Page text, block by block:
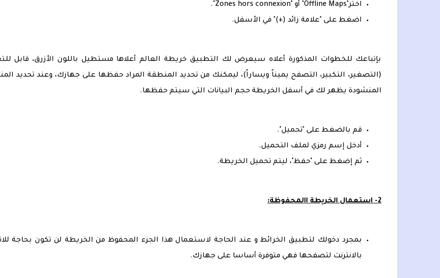
اختر"Offline Maps" أو "Zones hors connexion".
اضغط على "علامة زائد (+)" في الأسفل.
بإتباعك للخطوات المذكورة أعلاه سيعرض لك التطبيق خريطة العالم أعلاها مستطيل باللون الأزرق، قابل
(التصغير، التكبير، التصفح يميناً ويساراً)، ليمكنك من تحديد المنطقة المراد حفظها على جهازك، وعند تحديد
المنشودة يظهر لك في أسفل الخريطة حجم البيانات التي سيتم حفظها.
قم بالضغط على "تحميل".
أدخل إسم رمزي لملف التحميل.
ثم إضغط على "حفظ"، ليتم تحميل الخريطة.
2- استعمال الخريطة االمحفوظة:
بمجرد دخولك لتطبيق الخرائط و عند الحاجة لاستعمال هذا الجزء المحفوظ من الخريطة لن تكون بحاجة
بالانترنت لتصفحها فهي متوفرة أساسا على جهازك.